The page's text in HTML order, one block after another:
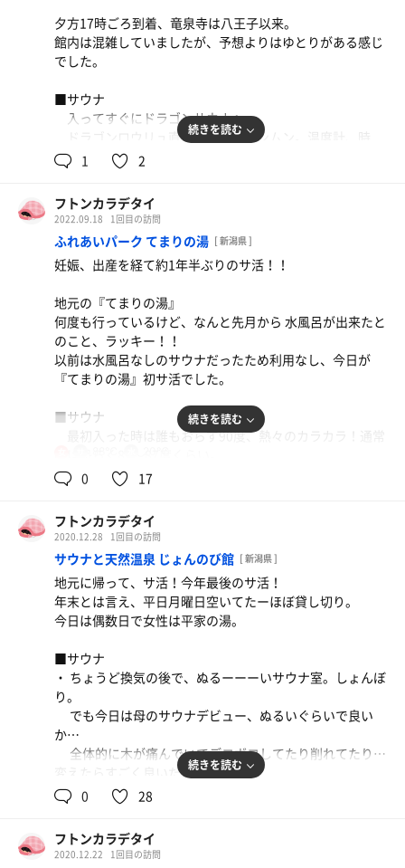
ったかも…
風呂上がりのアイス、カルピス味が美味しかった。
フトンカラデテヨカッタ度：★☆☆
夕方17時ごろ到着、竜泉寺は八王子以来。
館内は混雑していましたが、予想よりはゆとりがある感じ
でした。
■サウナ
入ってすぐにドラゴンサウナへ
ドラゴンロウリュ直後で、湿度ムンムン。温度計、時
計、なにもなし。
3段目で湿度を感じつつ久しぶりのサウナを味わう。汗
なのか、湿度のアレなのか、すぐにびっしょり。
メディテーションサウナもロウリュで蒸し蒸し。こっち
もなかなか気持ち良い！
塩サウナは本当に久しぶり、ここはスチームサウナなの
で湿度はもちろん高め。
イペースで楽しめた！
■水風呂
・最高、2個とも最高。
私は14〜15度くらいが好みなので、どちらも素晴らしか
だけあって最高でした！
水風呂、頑張って歩いてゴロンで外気浴。
整いまくりました。
身体はぐったりとなるくらい、サ活した感。
また浴びたい、ドラゴンロウリュ🐉
フトンカラデテヨカッタ度：★★★★★
続きを読む
1 2
フトンカラデタイ
2022.09.18 1回目の訪問
ふれあいパーク てまりの湯 [ 新潟県 ]
妊娠、出産を経て約1年半ぶりのサ活！！
地元の『てまりの湯』
何度も行っているけど、なんと先月から 水風呂が出来たと
のこと、ラッキー！！
以前は水風呂なしのサウナだったため利用なし、今日が
『てまりの湯』初サ活でした。
■サウナ
最初入った時は誰もおらず90度、熱々のカラカラ！通常
久しぶりのサウナ、最高！！綺麗です。
途中子供が出口を開けて中にいる母親と話したりして、
温度が下がる、、開けっ放しはやめてくれ、、
しかし、気持ち良かったー！！
■水風呂
近くの国上山の天然地下水、20度前後
以前は塗る湯だった真ん中の丸い湯船が水風呂になって
いて、感謝。
ら最高。
ただ、やはり子供が水風呂で遊んでいたりするので、気
になる人は気になるかも。。
■サ飯
以前は座敷の大広間だったのが、綺麗な食堂になってい
うちはいつも寺泊魚市場でお寿司を買って個室（5時間
それもおすすめ！
続きを読む
0 17
フトンカラデタイ
2020.12.28 1回目の訪問
サウナと天然温泉 じょんのび館 [ 新潟県 ]
地元に帰って、サ活！今年最後のサ活！
年末とは言え、平日月曜日空いてたーほぼ貸し切り。
今日は偶数日で女性は平家の湯。
■サウナ
・ ちょうど換気の後で、ぬるーーーいサウナ室。しょんぼ
り。
でも今日は母のサウナデビュー、ぬるいぐらいで良い
か…
全体的に木が痛んでいてデコボコしてたり削れてたり…
変えたらすごく良いだろうなー
2回目は本来の温度で94度くらい、これは気持ち良かっ
■水風呂
続きを読む
0 28
フトンカラデタイ
2020.12.22 1回目の訪問